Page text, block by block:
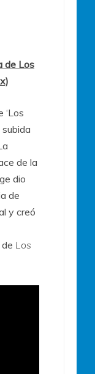
de Los
‘Los
de la
dio
de
y creó
Los